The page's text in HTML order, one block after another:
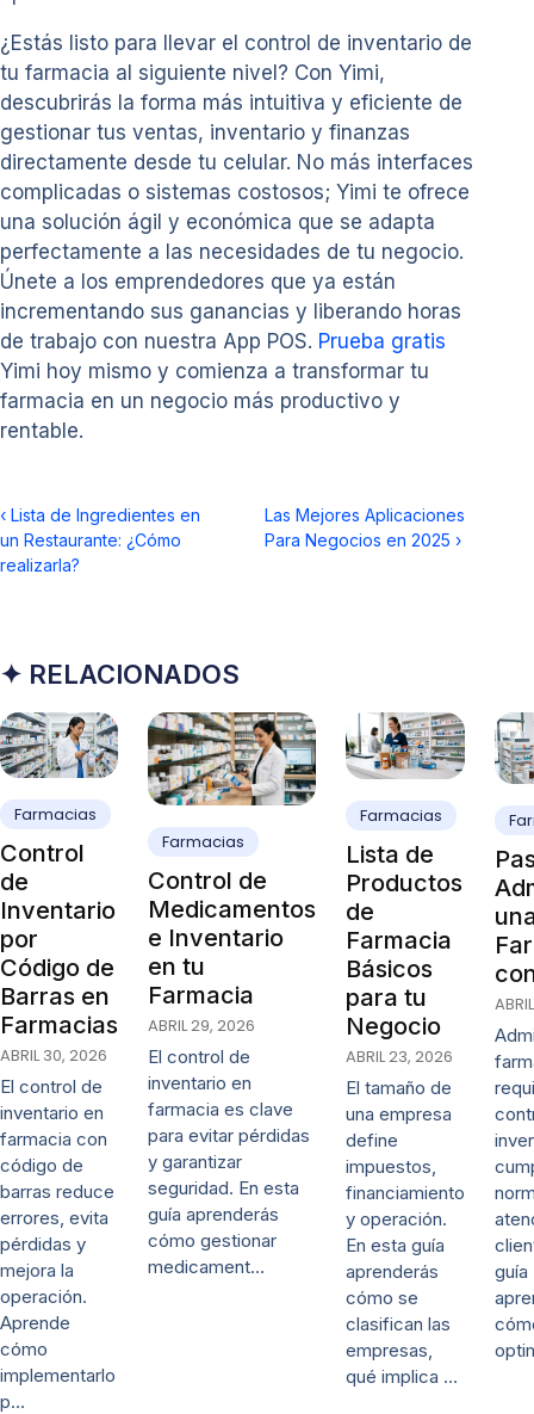
¿Estás listo para llevar el control de inventario de
tu farmacia al siguiente nivel? Con Yimi,
descubrirás la forma más intuitiva y eficiente de
gestionar tus ventas, inventario y finanzas
directamente desde tu celular. No más interfaces
complicadas o sistemas costosos; Yimi te ofrece
una solución ágil y económica que se adapta
perfectamente a las necesidades de tu negocio.
Únete a los emprendedores que ya están
incrementando sus ganancias y liberando horas
de trabajo con nuestra App POS. Prueba gratis
Yimi hoy mismo y comienza a transformar tu
farmacia en un negocio más productivo y
rentable.
‹ Lista de Ingredientes en
un Restaurante: ¿Cómo
realizarla?
Las Mejores Aplicaciones
Para Negocios en 2025 ›
✦ RELACIONADOS
Farmacias
Control
de
Inventario
por
Código de
Barras en
Farmacias
ABRIL 30, 2026
El control de
inventario en
farmacia con
código de
barras reduce
errores, evita
pérdidas y
mejora la
operación.
Aprende
cómo
implementarlo
p…
Farmacias
Control de
Medicamentos
e Inventario
en tu
Farmacia
ABRIL 29, 2026
El control de
inventario en
farmacia es clave
para evitar pérdidas
y garantizar
seguridad. En esta
guía aprenderás
cómo gestionar
medicament…
Farmacias
Lista de
Productos
de
Farmacia
Básicos
para tu
Negocio
ABRIL 23, 2026
El tamaño de
una empresa
define
impuestos,
financiamiento
y operación.
En esta guía
aprenderás
cómo se
clasifican las
empresas,
qué implica …
guía